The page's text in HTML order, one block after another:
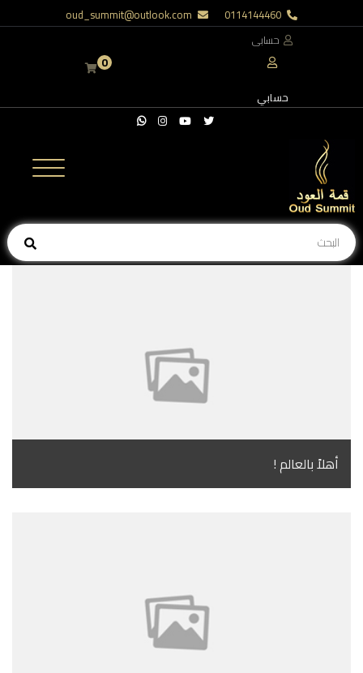
0114144460
oud_summit@outlook.com
حسابى
حسابي
0
أهلاً بالعالم !